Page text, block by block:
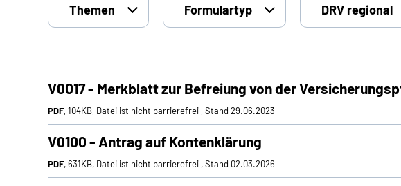
Themen Formulartyp DRV regional
V0017 - Merkblatt zur Befreiung von der
PDF, 104KB, Datei ist nicht barrierefrei , Stand 29.06.2023
V0100 - Antrag auf Kontenklärung
PDF, 631KB, Datei ist nicht barrierefrei , Stand 02.03.2026